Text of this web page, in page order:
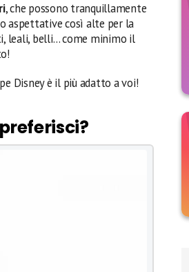
, che possono tranquillamente
aspettative così alte per la
leali, belli… come minimo il
Disney è il più adatto a voi!